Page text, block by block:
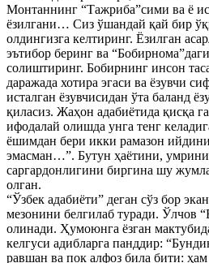
Монтаннинг “Тажриба”сими ва ё
ёзилгани… Сиз ўшандай қай бир
олдингизга келтиринг. Ёзилган
эътибор беринг ва
солиштиринг. Бобирнинг инсон
даражада хотира эгаси ва ёзувчи
исталган ёзувчисидан ўта баланд
қиласиз. Жаҳон адабиётида қисқа
ифодалай олишда унга тенг
ёшимдан бери икки рамазон
эмасман…”. Бутун ҳаётини,
саргардонлигини биргина шу
олган.
“Ўзбек адабиёти” деган сўз бор
мезонини белгилаб туради. Ўлчов
олинади. Ҳумоюнга ёзган
келгуси адибларга панддир:
равшан ва пок алфоз била бити: